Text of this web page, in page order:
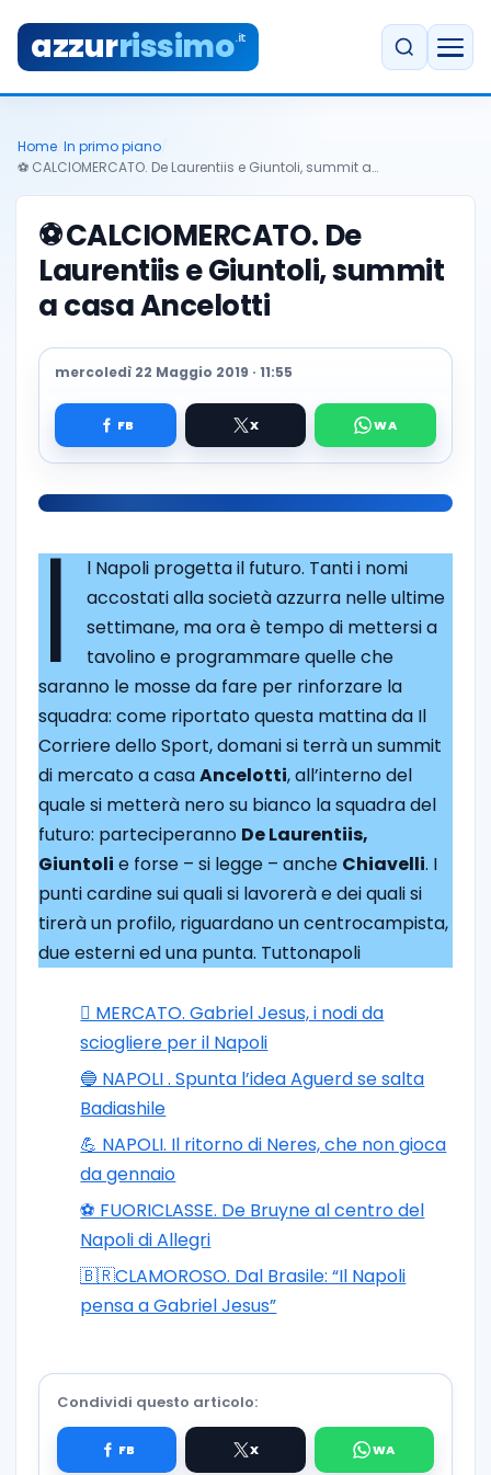
azzurrissimo.it
Home In primo piano
⚽️ CALCIOMERCATO. De Laurentiis e Giuntoli, summit a…
⚽️CALCIOMERCATO. De
Laurentiis e Giuntoli, summit
a casa Ancelotti
mercoledì 22 Maggio 2019 · 11:55
I
l Napoli progetta il futuro. Tanti i nomi
accostati alla società azzurra nelle ultime
settimane, ma ora è tempo di mettersi a
tavolino e programmare quelle che
saranno le mosse da fare per rinforzare la
squadra: come riportato questa mattina da Il
Corriere dello Sport, domani si terrà un summit
di mercato a casaAncelotti, all’interno del
quale si metterà nero su bianco la squadra del
futuro: parteciperanno De Laurentiis,
Giuntoli e forse – si legge – anche Chiavelli. I
punti cardine sui quali si lavorerà e dei quali si
tirerà un profilo, riguardano un centrocampista,
due esterni ed una punta. Tuttonapoli
🪎 MERCATO. Gabriel Jesus, i nodi da
sciogliere per il Napoli
🔵 NAPOLI . Spunta l’idea Aguerd se salta
Badiashile
💪 NAPOLI. Il ritorno di Neres, che non gioca
da gennaio
⚽️ FUORICLASSE. De Bruyne al centro del
Napoli di Allegri
🇧🇷CLAMOROSO. Dal Brasile: “Il Napoli
pensa a Gabriel Jesus”
Condividi questo articolo: